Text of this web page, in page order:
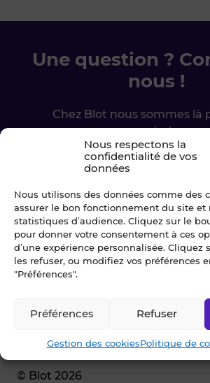
Nous respectons la
confidentialité de vos
données
Nous utilisons des données comme des
assurer le bon fonctionnement du site et
statistiques d’audience. Cliquez sur le
pour donner votre consentement à ces
d’une expérience personnalisée. Cliquez
les refuser, ou modifiez vos préférences
"Préférences".
Refuser
Préférences
Gestion des cookiesPolitique de
Une question ?
nous !
Chez Blot nous sommes là
accompagner à chaque
Ecrivez-nous
02 99 79 33 34
© Blot 2026